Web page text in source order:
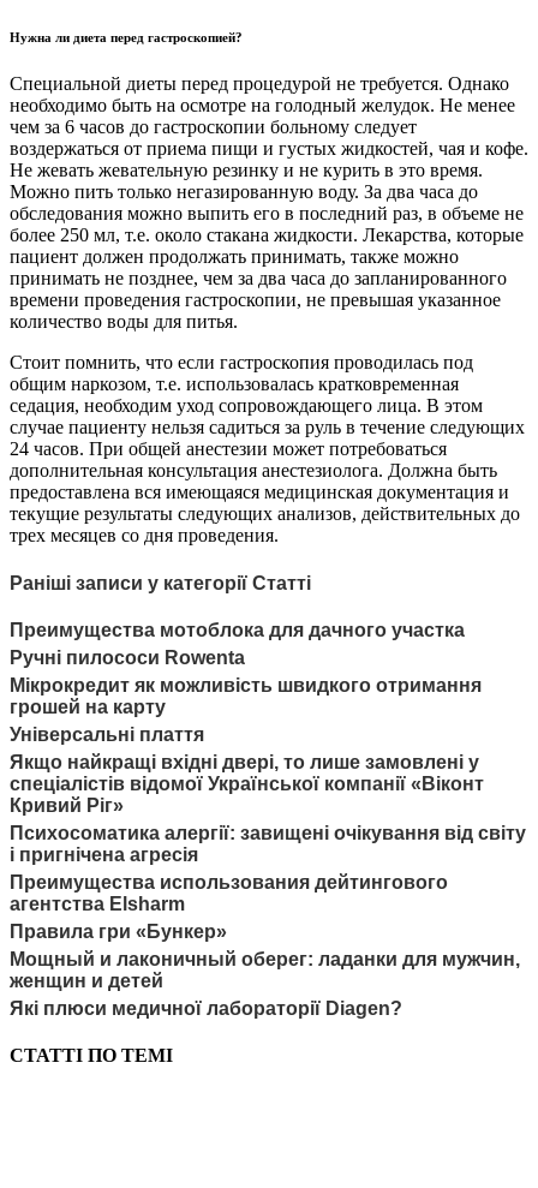
Нужна ли диета перед гастроскопией?
Специальной диеты перед процедурой не требуется. Однако
необходимо быть на осмотре на голодный желудок. Не менее
чем за 6 часов до гастроскопии больному следует
воздержаться от приема пищи и густых жидкостей, чая и кофе.
Не жевать жевательную резинку и не курить в это время.
Можно пить только негазированную воду. За два часа до
обследования можно выпить его в последний раз, в объеме не
более 250 мл, т.е. около стакана жидкости. Лекарства, которые
пациент должен продолжать принимать, также можно
принимать не позднее, чем за два часа до запланированного
времени проведения гастроскопии, не превышая указанное
количество воды для питья.
Стоит помнить, что если гастроскопия проводилась под
общим наркозом, т.е. использовалась кратковременная
седация, необходим уход сопровождающего лица. В этом
случае пациенту нельзя садиться за руль в течение следующих
24 часов. При общей анестезии может потребоваться
дополнительная консультация анестезиолога. Должна быть
предоставлена ​​вся имеющаяся медицинская документация и
текущие результаты следующих анализов, действительных до
трех месяцев со дня проведения.
Раніші записи у категорії Статті
Преимущества мотоблока для дачного участка
Ручні пилососи Rowenta
Мікрокредит як можливість швидкого отримання
грошей на карту
Універсальні плаття
Якщо найкращі вхідні двері, то лише замовлені у
спеціалістів відомої Української компанії «Віконт
Кривий Ріг»
Психосоматика алергії: завищені очікування від світу
і пригнічена агресія
Преимущества использования дейтингового
агентства Elsharm
Правила гри «Бункер»
Мощный и лаконичный оберег: ладанки для мужчин,
женщин и детей
Які плюси медичної лабораторії Diagen?
СТАТТІ ПО ТЕМІ